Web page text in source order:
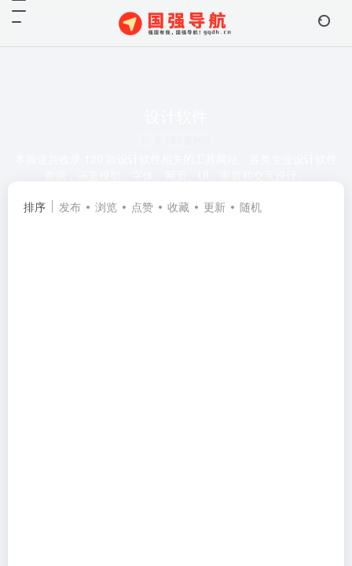
# 设计素材 # 字体设计 # 设计资源 # UI设计
排序 发布 浏览 点赞 收藏 更新 随机